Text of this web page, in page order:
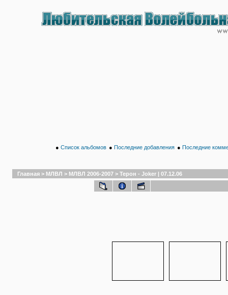
● Список альбомов ● Последние добавления ● Последние
Главная > МЛВЛ > МЛВЛ 2006-2007 > Терон - Joker | 07.12.06